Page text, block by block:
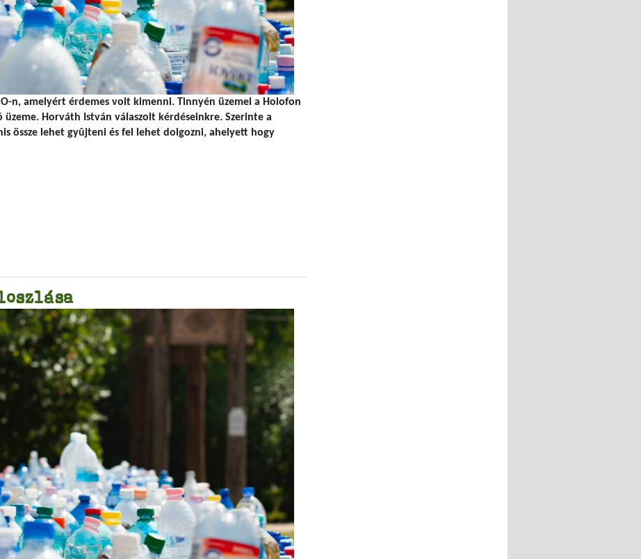
n, amelyért érdemes volt kimenni. Tinnyén üzemel a Holofon
Horváth István válaszolt kérdéseinkre. Szerinte a
össze lehet gyûjteni és fel lehet dolgozni, ahelyett hogy